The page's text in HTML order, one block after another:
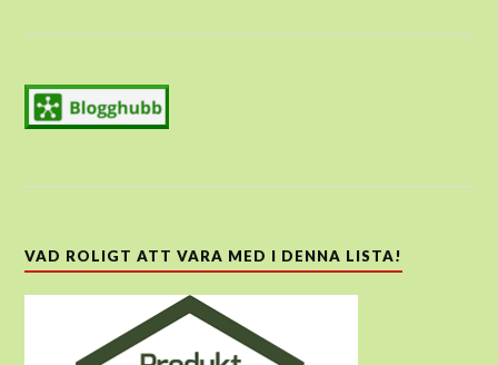
VAD ROLIGT ATT VARA MED I DENNA LISTA!